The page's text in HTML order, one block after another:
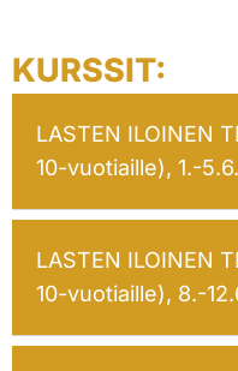
KURSSIT:
LASTEN ILOINEN
10-vuotiaille), 1.-
LASTEN ILOINEN
10-vuotiaille), 8.-